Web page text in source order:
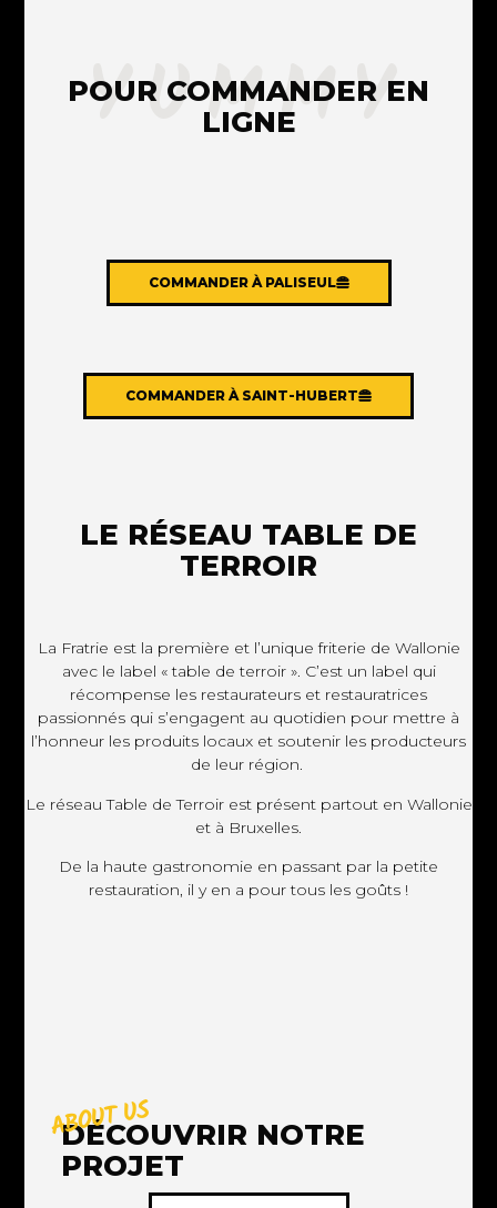
POUR COMMANDER EN
LIGNE
YUMMY
COMMANDER À PALISEUL
COMMANDER À SAINT-HUBERT
LE RÉSEAU TABLE DE
TERROIR
La Fratrie est la première et l’unique friterie de Wallonie
avec le label « table de terroir ». C’est un label qui
récompense les restaurateurs et restauratrices
passionnés qui s’engagent au quotidien pour mettre à
l’honneur les produits locaux et soutenir les producteurs
de leur région.
Le réseau Table de Terroir est présent partout en Wallonie
et à Bruxelles.
De la haute gastronomie en passant par la petite
restauration, il y en a pour tous les goûts !
ABOUT US
DÉCOUVRIR NOTRE
PROJET